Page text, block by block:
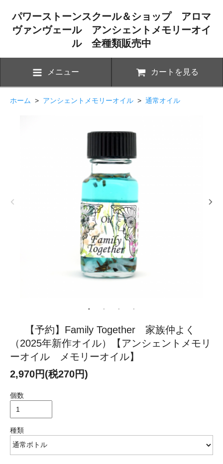
パワーストーンスクール＆ショップ アロマ
ヴァンヴェール アンシェントメモリーオイ
ル 全種類販売中
メニュー カートを見る
ホーム > アンシェントメモリーオイル > 通常オイル
【予約】Family Together 家族仲よく
（2025年新作オイル）【アンシェントメモリ
ーオイル メモリーオイル】
2,970円(税270円)
個数
種類